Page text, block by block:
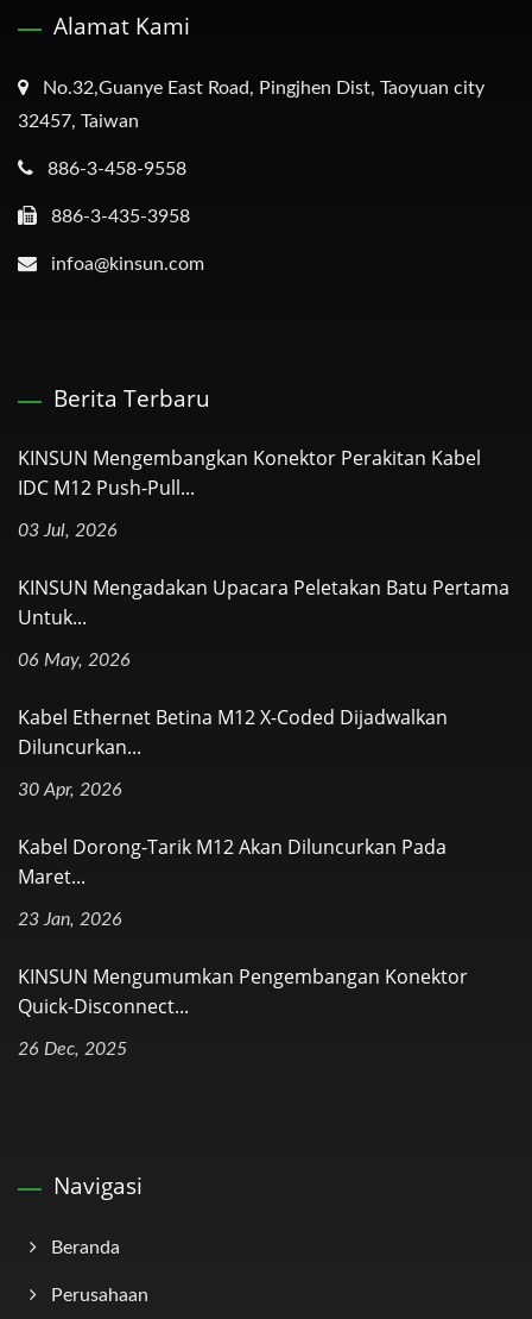
Alamat Kami
No.32,Guanye East Road, Pingjhen Dist, Taoyuan city
32457, Taiwan
886-3-458-9558
886-3-435-3958
infoa@kinsun.com
Berita Terbaru
KINSUN Mengembangkan Konektor Perakitan Kabel
IDC M12 Push-Pull...
03 Jul, 2026
KINSUN Mengadakan Upacara Peletakan Batu Pertama
Untuk...
06 May, 2026
Kabel Ethernet Betina M12 X-Coded Dijadwalkan
Diluncurkan...
30 Apr, 2026
Kabel Dorong-Tarik M12 Akan Diluncurkan Pada
Maret...
23 Jan, 2026
KINSUN Mengumumkan Pengembangan Konektor
Quick-Disconnect...
26 Dec, 2025
Navigasi
Beranda
Perusahaan